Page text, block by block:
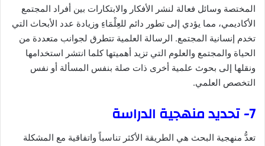
المختصة وسائل فعالة لنشر الأفكار والابتكارات بين أفراد المجتمع
الأكاديمي، مما يؤدي إلى تطور دائم للعِلْمَاءِ وزيادة عدد الأبحاث التي
تخدم إنسانية المجتمع. الرسالة العلمية تتطرق لجوانب متعددة من
الحياة والمجتمع والعلوم التي تزيد أهميتها كلما انتشر استخدامها
ونقلها إلى بحوث علمية أخرى ذات صلة بنفس المسألة أو نفس
التخصص العلمي.
7- تحديد منهجية الدراسة
تعدُّ منهجية البحث هي الطريقة الأكثر تناسباً واتفاقية مع المشكلة